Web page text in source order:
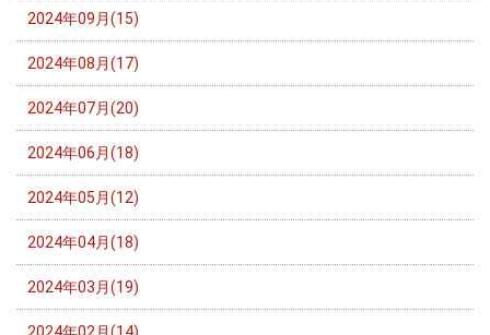
2024年09月(15)
2024年08月(17)
2024年07月(20)
2024年06月(18)
2024年05月(12)
2024年04月(18)
2024年03月(19)